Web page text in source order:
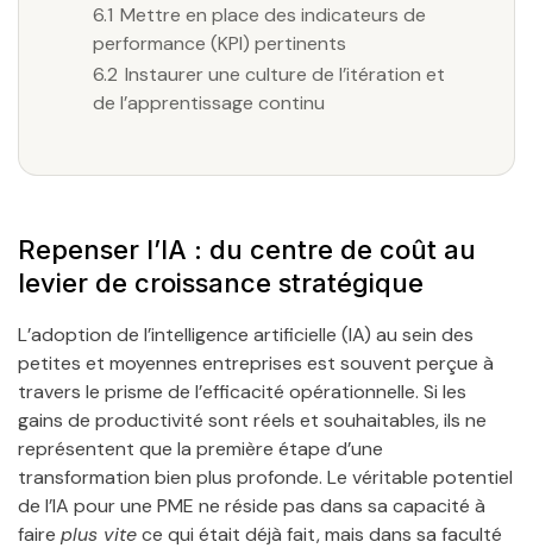
6.1 Mettre en place des indicateurs de
performance (KPI) pertinents
6.2 Instaurer une culture de l’itération et
de l’apprentissage continu
Repenser l’IA : du centre de coût au
levier de croissance stratégique
L’adoption de l’intelligence artificielle (IA) au sein des
petites et moyennes entreprises est souvent perçue à
travers le prisme de l’efficacité opérationnelle. Si les
gains de productivité sont réels et souhaitables, ils ne
représentent que la première étape d’une
transformation bien plus profonde. Le véritable potentiel
de l’IA pour une PME ne réside pas dans sa capacité à
faire plus vitece qui était déjà fait, mais dans sa faculté